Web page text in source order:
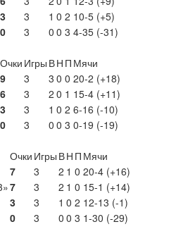
3 3 1 0 2 10-5 (+5)
0 3 0 0 3 4-35 (-31)
Очки Игры ВН П Мячи
9 3 3 0 0 20-2 (+18)
6 3 2 0 1 15-4 (+11)
3 3 1 0 2 6-16 (-10)
0 3 0 0 3 0-19 (-19)
Очки Игры ВН П Мячи
7 3 2 1 0 20-4 (+16)
7 3 2 1 0 15-1 (+14)
3 3 1 0 2 12-13 (-1)
0 3 0 0 3 1-30 (-29)